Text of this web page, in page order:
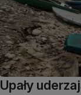
Upały